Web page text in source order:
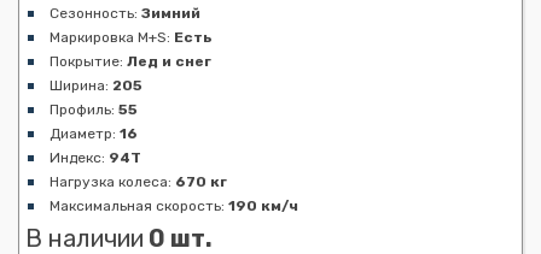
Сезонность: Зимний
Маркировка M+S: Есть
Покрытие: Лед и снег
Ширина: 205
Профиль: 55
Диаметр: 16
Индекс: 94T
Нагрузка колеса: 670 кг
Максимальная скорость: 190 км/ч
В наличии 0 шт.